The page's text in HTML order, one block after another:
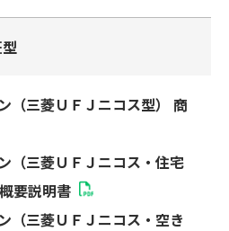
（三菱ＵＦＪニコス型） 商
（三菱ＵＦＪニコス・住宅
要説明書
（三菱ＵＦＪニコス・空き